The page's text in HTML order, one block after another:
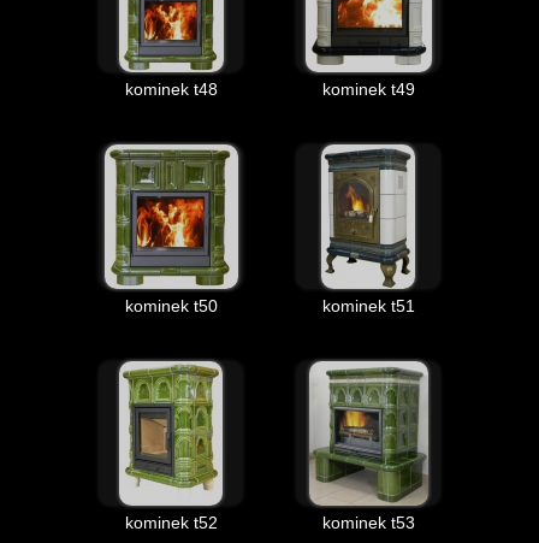
kominek t48 kominek t49
kominek t50 kominek t51
kominek t52 kominek t53